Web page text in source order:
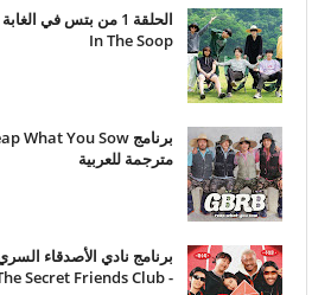
In The Soop
مترجمة للعربية
- The Secret Friends Club